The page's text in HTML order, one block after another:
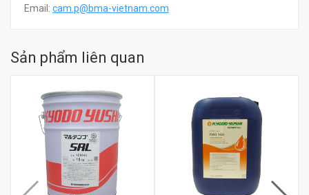
Email: cam.p@bma-vietnam.com
Sản phẩm liên quan